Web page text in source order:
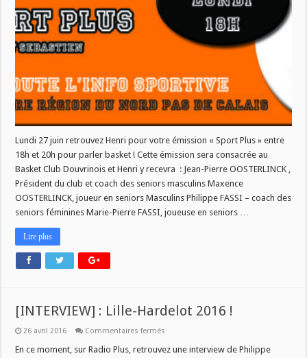
Basket
Club
Douvrin
Lundi 27 juin retrouvez Henri pour votre émission « Sport Plus » entre
18h et 20h pour parler basket ! Cette émission sera consacrée au
Basket Club Douvrinois et Henri y recevra : Jean-Pierre OOSTERLINCK ,
Président du club et coach des seniors masculins Maxence
OOSTERLINCK, joueur en seniors Masculins Philippe FASSI – coach des
seniors féminines Marie-Pierre FASSI, joueuse en seniors …
Lire plus
[INTERVIEW] : Lille-Hardelot 2016 !
26 avril 2016 Commentaires fermés
:
En ce moment, sur Radio Plus, retrouvez une interview de Philippe